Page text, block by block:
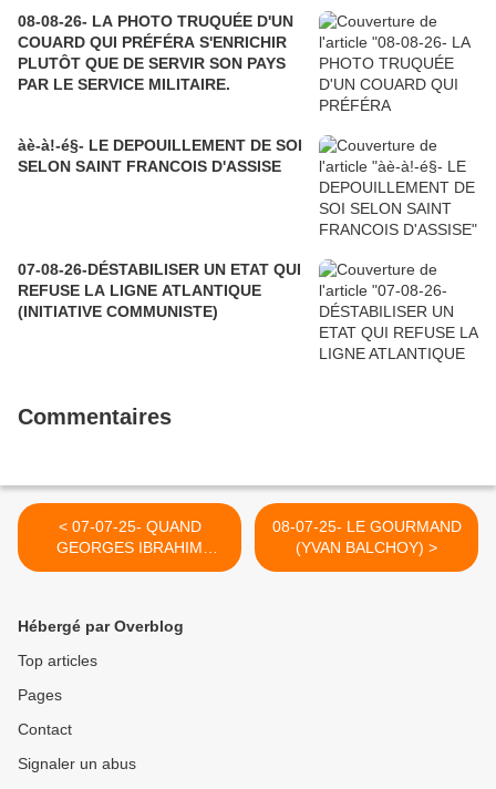
08-08-26- LA PHOTO TRUQUÉE D'UN
COUARD QUI PRÉFÉRA S'ENRICHIR
PLUTÔT QUE DE SERVIR SON PAYS
PAR LE SERVICE MILITAIRE.
àè-à!-é§- LE DEPOUILLEMENT DE SOI
SELON SAINT FRANCOIS D'ASSISE
07-08-26-DÉSTABILISER UN ETAT QUI
REFUSE LA LIGNE ATLANTIQUE
(INITIATIVE COMMUNISTE)
Commentaires
< 07-07-25- QUAND
GEORGES IBRAHIM
ABDALLAH PRISONNIER
PARTISANS (publié
autrefois sur ce blog)
08-07-25- LE GOURMAND
(YVAN BALCHOY) >
Hébergé par Overblog
Top articles
Pages
Contact
Signaler un abus